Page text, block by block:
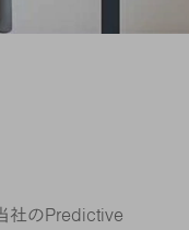
社のPredictive